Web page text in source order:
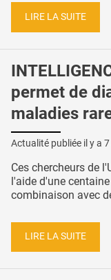
LIRE LA SUITE
permet de
maladies
Actualité publiée il y a 7
Ces chercheurs de
l'aide d'une
combinaison avec
LIRE LA SUITE